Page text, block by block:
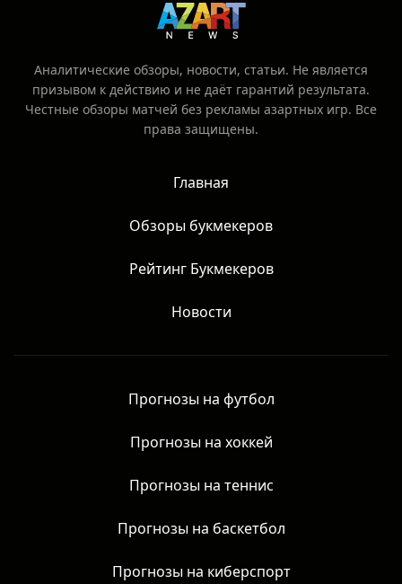
Аналитические обзоры, новости, статьи. Не является
призывом к действию и не даёт гарантий результата.
Честные обзоры матчей без рекламы азартных игр. Все
права защищены.
Главная
Обзоры букмекеров
Рейтинг Букмекеров
Новости
Прогнозы на футбол
Прогнозы на хоккей
Прогнозы на теннис
Прогнозы на баскетбол
Прогнозы на киберспорт